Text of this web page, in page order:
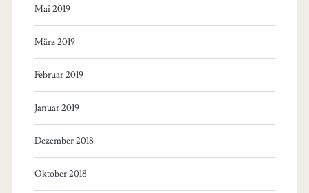
Mai 2019
März 2019
Februar 2019
Januar 2019
Dezember 2018
Oktober 2018